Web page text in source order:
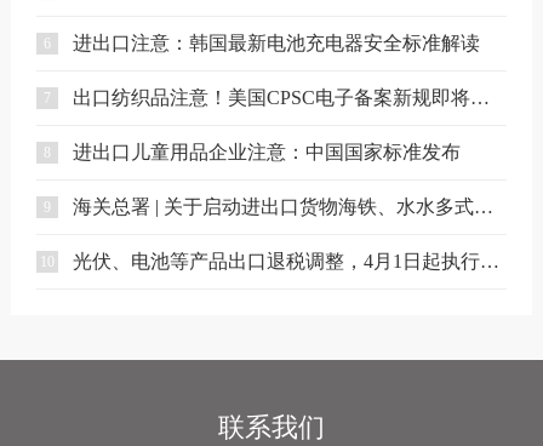
6 进出口注意：韩国最新电池充电器安全标准解读
7 出口纺织品注意！美国CPSC电子备案新规即将实施
8 进出口儿童用品企业注意：中国国家标准发布
9 海关总署 | 关于启动进出口货物海铁、水水多式联运业务模式试点相关事项的公告
10 光伏、电池等产品出口退税调整，4月1日起执行（附详细清单）
联系我们